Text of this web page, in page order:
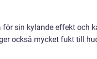
för sin kylande effekt och
också mycket fukt till